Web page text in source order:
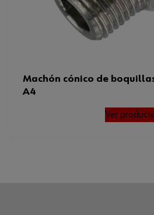
Machón cónico de
A4
Ver